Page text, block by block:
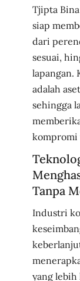
Tjipta
siap
dari
sesuai,
lapangan.
adalah
sehingga
kompromi
Tanpa
Industri
yang